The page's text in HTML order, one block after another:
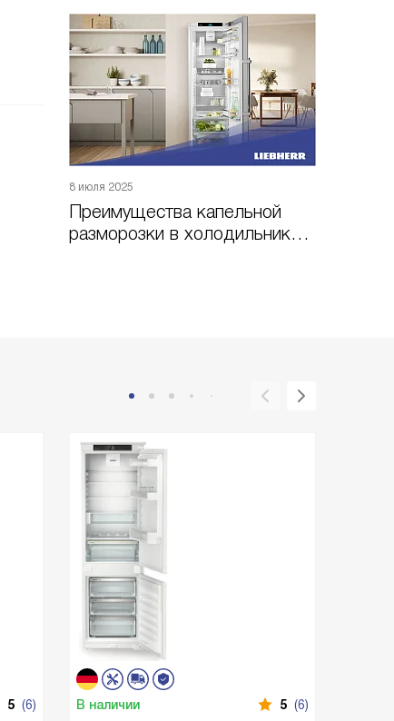
8 июля 2025
Преимущества капельной
разморозки в холодильниках
5 (6) В наличии 5 (6)